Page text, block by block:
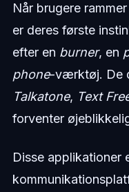
Når brugere
er deres første
efter en burner, en
phone-værktøj. De
Talkatone, Text
forventer
Disse applikationer